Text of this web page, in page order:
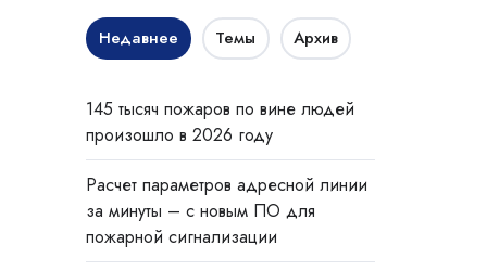
Недавнее Темы Архив
145 тысяч пожаров по вине людей
произошло в 2026 году
Расчет параметров адресной линии
за минуты – с новым ПО для
пожарной сигнализации